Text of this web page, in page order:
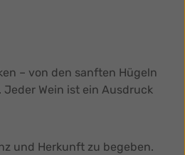
– von den sanften Hügeln
Wein ist ein Ausdruck
und Herkunft zu begeben.